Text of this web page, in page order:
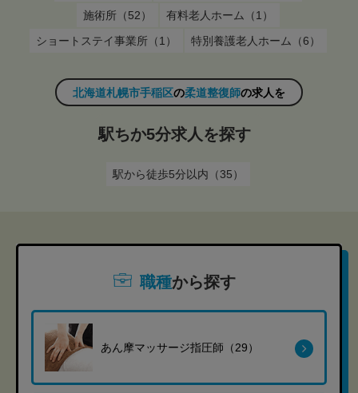
施術所（52）
有料老人ホーム（1）
ショートステイ事業所（1）
特別養護老人ホーム（6）
北海道札幌市手稲区の柔道整復師の求人を
駅ちか5分求人を探す
駅から徒歩5分以内（35）
職種から探す
あん摩マッサージ指圧師（29）